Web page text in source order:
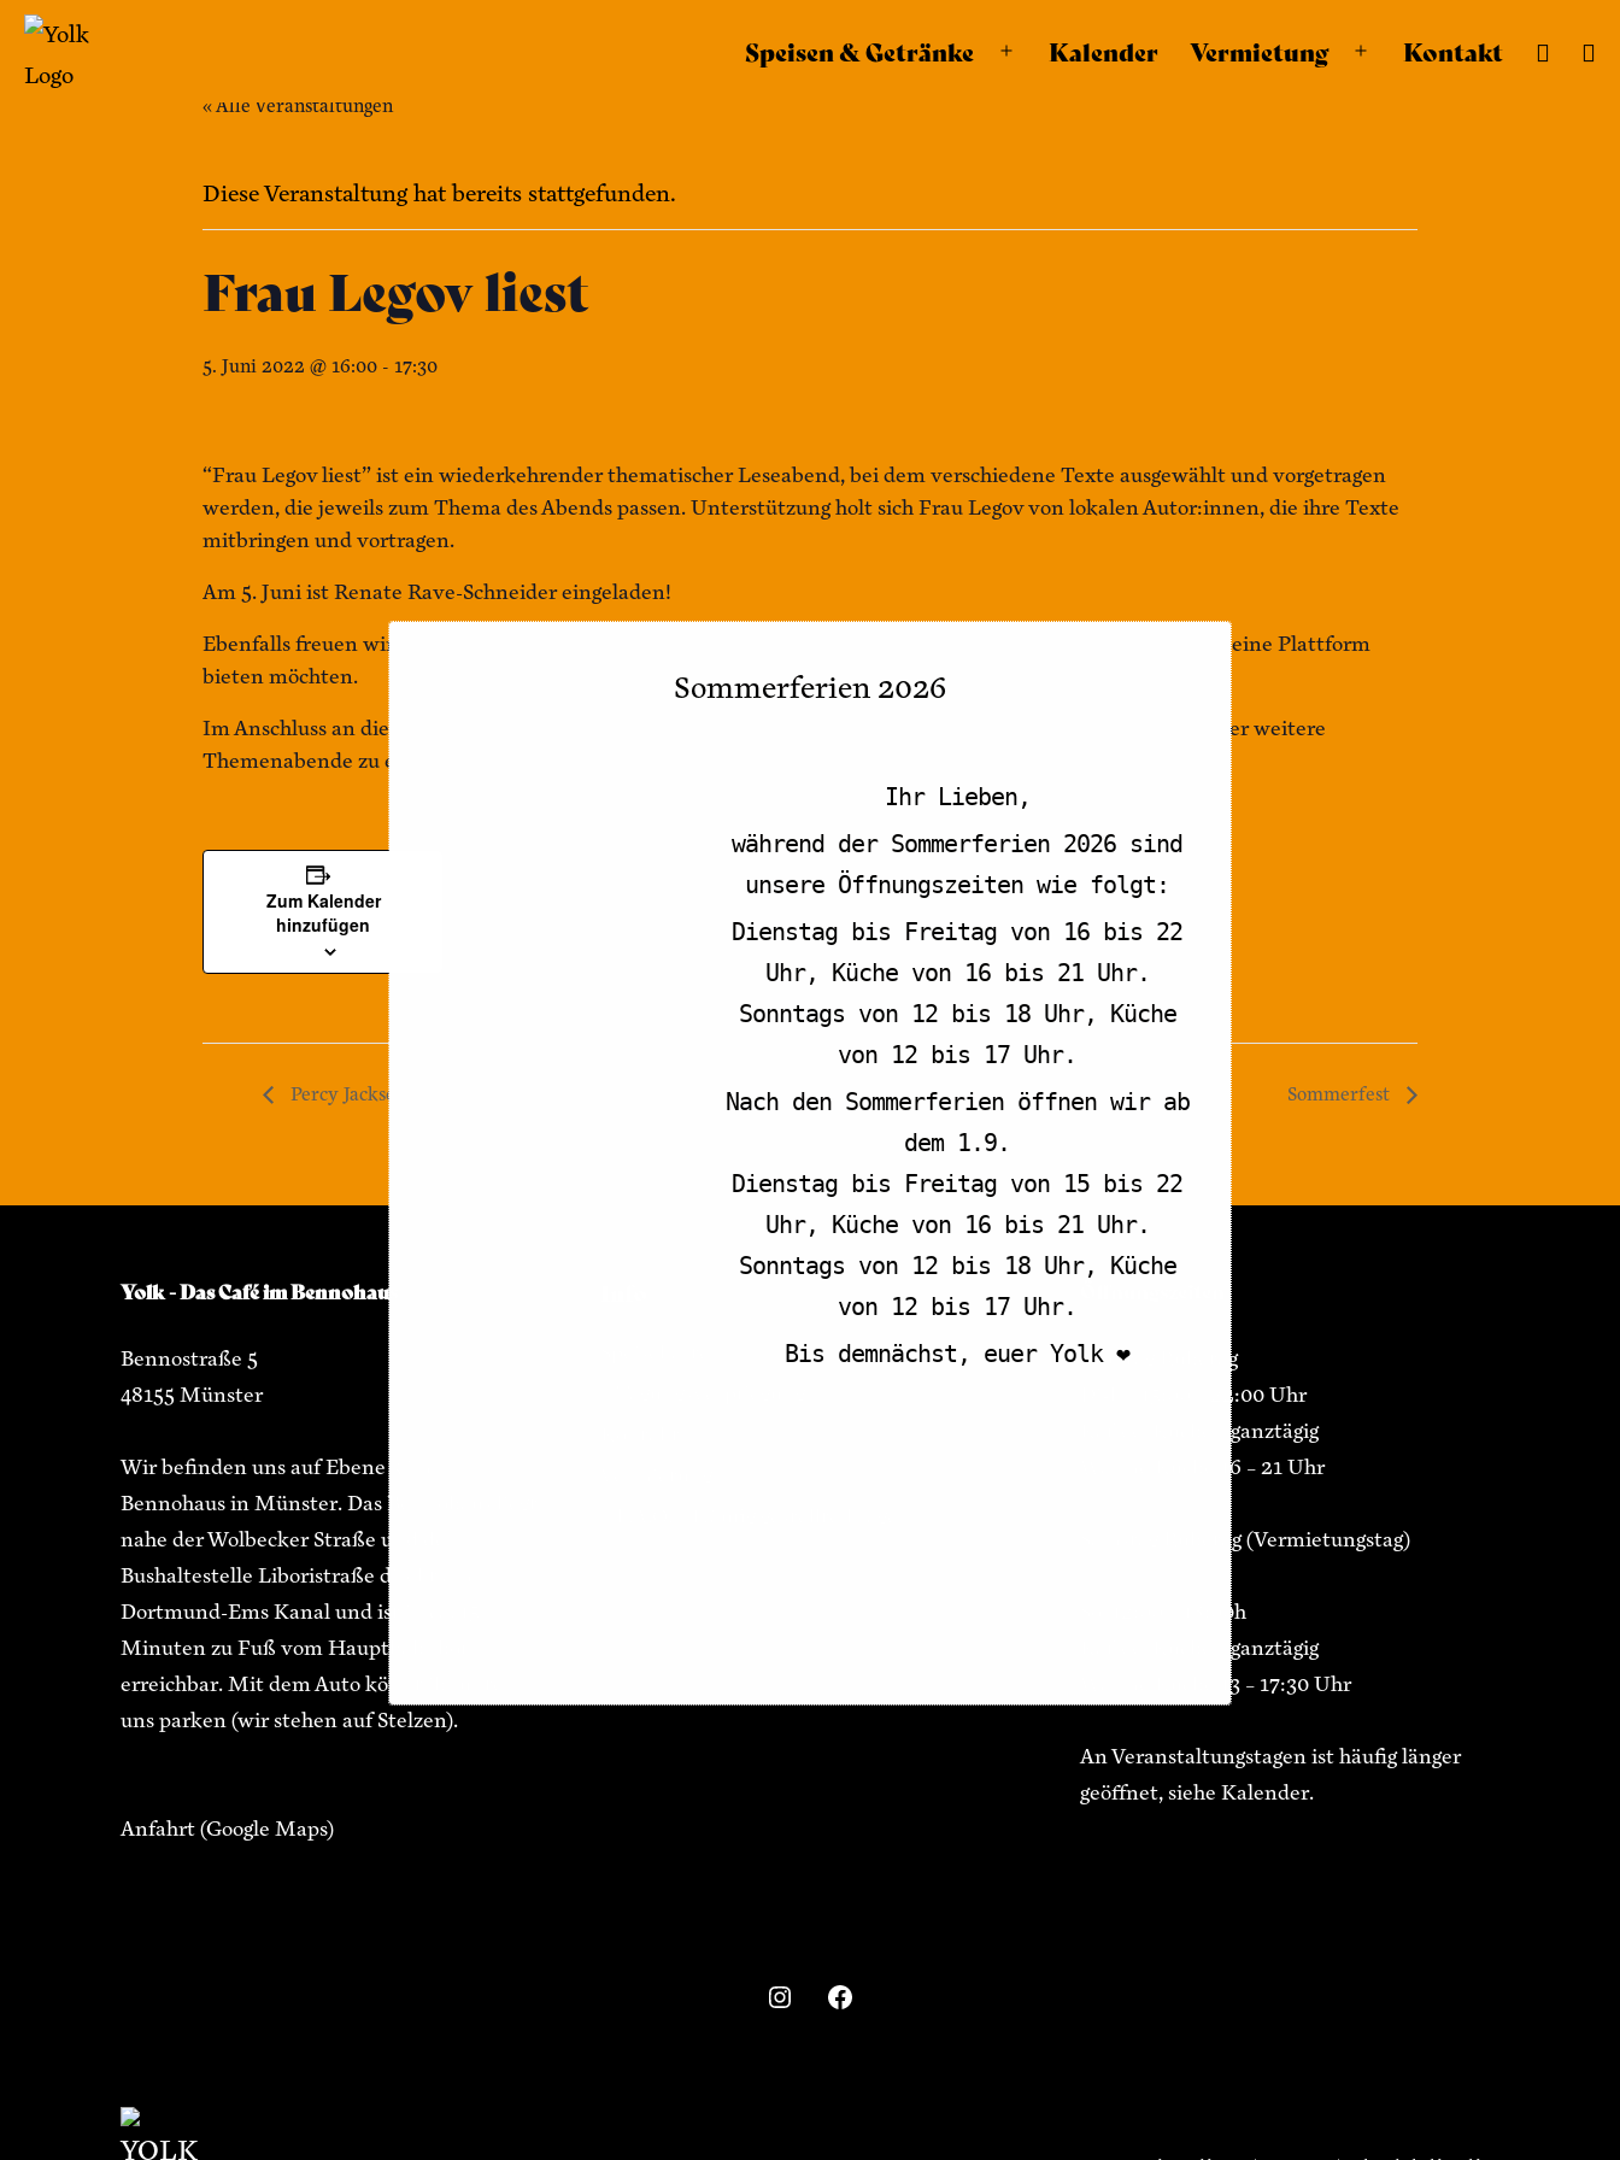
Zum
Inhalt
Speisen & Getränke
MenüKalender Vermietung
MenüKontakt
« Alle Veranstaltungen
Diese Veranstaltung hat bereits stattgefunden.
Frau Legov liest
5. Juni 2022 @ 16:00 - 17:30
“Frau Legov liest” ist ein wiederkehrender thematischer Leseabend, bei dem verschiedene Texte ausgewählt und vorgetragen
werden, die jeweils zum Thema des Abends passen. Unterstützung holt sich Frau Legov von lokalen Autor:innen, die ihre Texte
mitbringen und vortragen.
Am 5. Juni ist Renate Rave-Schneider eingeladen!
Ebenfalls freuen wir uns auf Einsendungen von uns nicht bekannten Autor:innen, denen wir ebenfalls gerne eine Plattform
bieten möchten.
Im Anschluss an die Lesung gibt es die Möglichkeit zum Austausch und damit auch die Option, gemeinsam über weitere
Themenabende zu entscheiden.
Zum Kalender
hinzufügen
Percy Jackson Sommerfest
Yolk - Das Café im Bennohaus
Bennostraße 5
48155 Münster
Wir befinden uns auf Ebene 3 im
Bennohaus in Münster. Das Bennohaus liegt
nahe der Wolbecker Straße und der
Bushaltestelle Liboristraße direkt am
Dortmund-Ems Kanal und ist in ca. 15
Minuten zu Fuß vom Hauptbahnhof
erreichbar. Mit dem Auto könnt ihr unter
uns parken (wir stehen auf Stelzen).
Anfahrt(Google Maps)
Montag Ruhetag
Di-Fr 15:00 – 22:00 Uhr
Kaffee/Kuchen ganztägig
Warme Küche 16 – 21 Uhr
Samstag Ruhetag (Vermietungstag)
So 12:00 – 18:00h
Kaffee/Kuchen ganztägig
Warme Küche 13 – 17:30 Uhr
An Veranstaltungstagen ist häufig länger
geöffnet, siehe Kalender.
Sommerferien 2026
Ihr Lieben,
während der Sommerferien 2026 sind
unsere Öffnungszeiten wie folgt:
Dienstag bis Freitag von 16 bis 22
Uhr, Küche von 16 bis 21 Uhr.
Sonntags von 12 bis 18 Uhr, Küche
von 12 bis 17 Uhr.
Nach den Sommerferien öffnen wir ab
dem 1.9.
Dienstag bis Freitag von 15 bis 22
Uhr, Küche von 16 bis 21 Uhr.
Sonntags von 12 bis 18 Uhr, Küche
von 12 bis 17 Uhr.
Bis demnächst, euer Yolk ❤️